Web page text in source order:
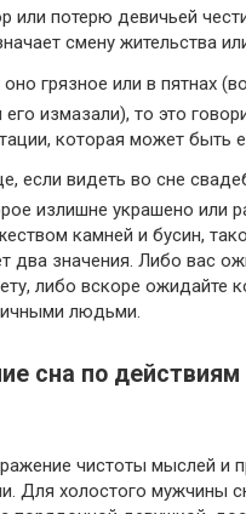
или потерю девичьей
смену жительства
оно грязное или в пятнах
его измазали), то это
которая может быть
если видеть во сне
излишне украшено или
камней и бусин,
два значения. Либо вас
либо вскоре ожидайте
людьми.
сна по действиям
чистоты мыслей и
Для холостого мужчины